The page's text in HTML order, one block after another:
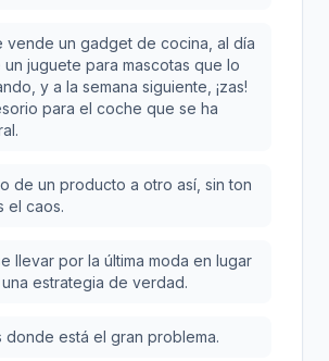
vende un gadget de cocina, al día
un juguete para mascotas que lo
y a la semana siguiente, ¡zas!
para el coche que se ha
de un producto a otro así, sin ton
el caos.
llevar por la última moda en lugar
estrategia de verdad.
donde está el gran problema.